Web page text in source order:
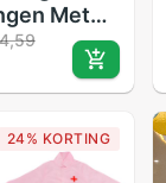
Met
Sieraden
24% KORTING